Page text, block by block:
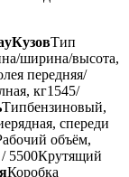
КузовТип
ширина/высота,
передняя/
кг1545/
Типбензиновый,
спереди
объём,
5500Крутящий
Коробка